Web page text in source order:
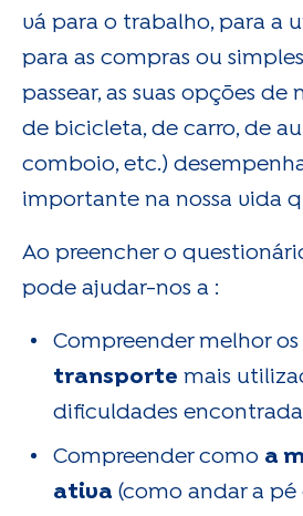
vá para o trabalho, para a
para as compras ou
passear, as suas opções de
de bicicleta, de carro, de
comboio, etc.)
importante na nossa vida
Ao preencher o
pode ajudar-nos a :
Compreender melhor os
transporte mais
dificuldades
Compreender como a
ativa (como andar a